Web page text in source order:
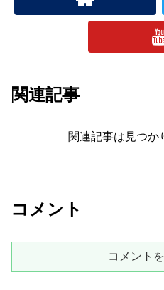
関連記事
関連記事は見つか
コメント
コメント